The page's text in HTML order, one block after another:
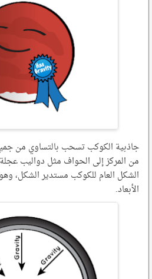
جاذبية الكوكب تسحب بالتساوي من
من المركز إلى الحواف مثل دواليب
الشكل العام للكوكب مستدير الشكل، وهو
الأبعاد.